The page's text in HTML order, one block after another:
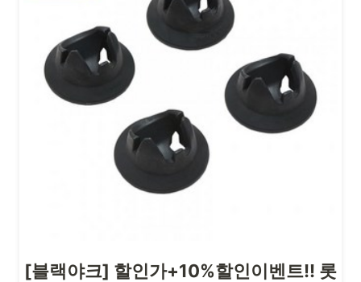
[블랙야크] 할인가+10%할인이벤트!! 롯